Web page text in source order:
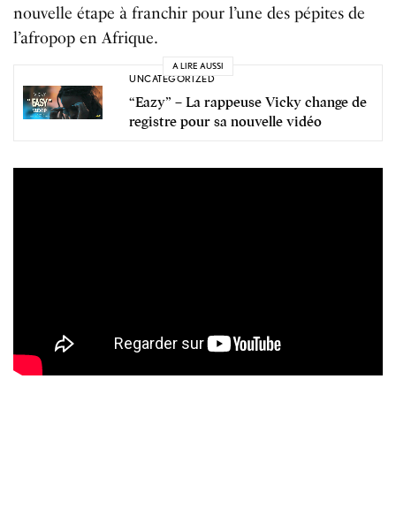
nouvelle étape à franchir pour l’une des pépites de
l’afropop en Afrique.
A LIRE AUSSI
UNCATEGORIZED
“Eazy” – La rappeuse Vicky change de
registre pour sa nouvelle vidéo